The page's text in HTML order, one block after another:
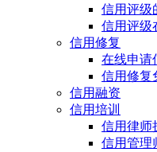
信用评级
信用评级
信用修复
在线申请
信用修复
信用融资
信用培训
信用律师
信用管理